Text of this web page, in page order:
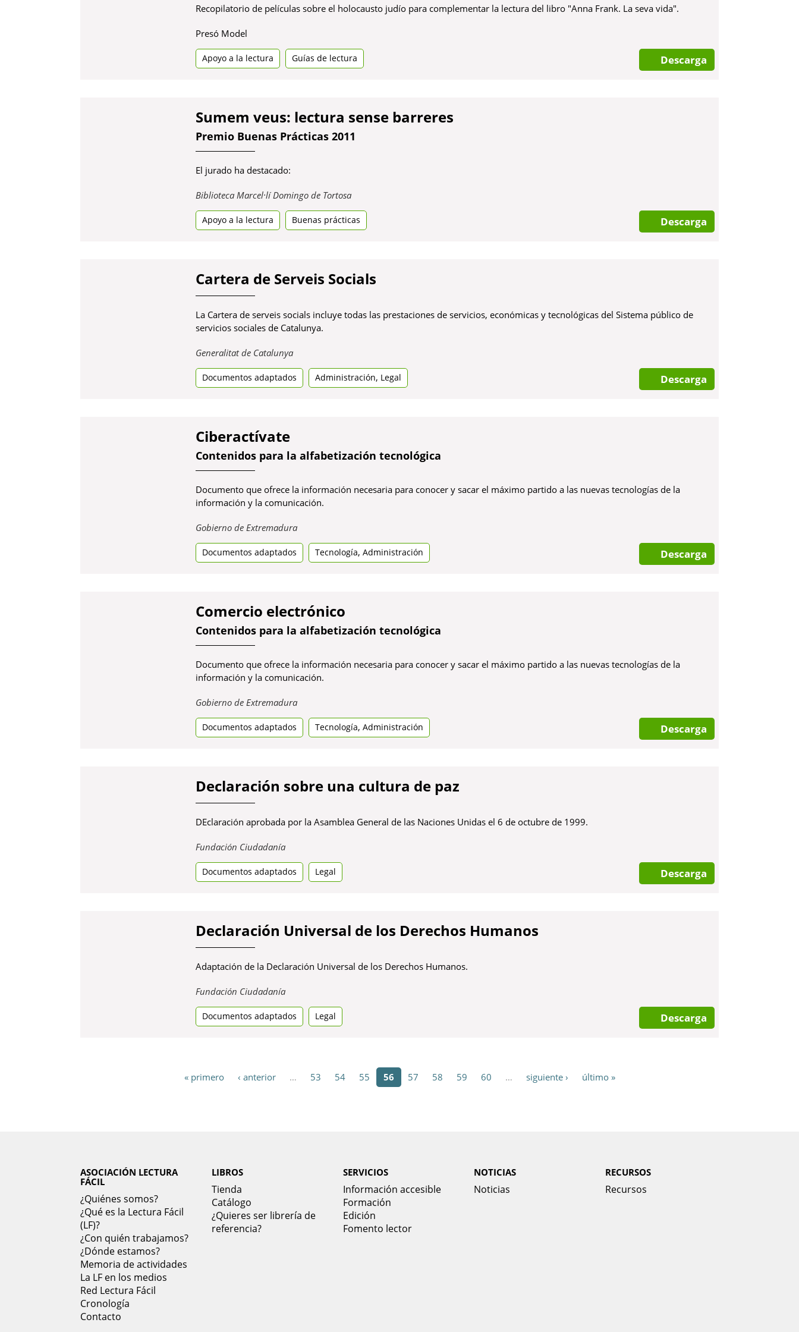
Recopilatorio de películas sobre el holocausto judío para complementar la lectura del libro "Anna Frank. La seva vida".
Presó Model
Apoyo a la lectura Guías de lectura Descarga
Sumem veus: lectura sense barreres
Premio Buenas Prácticas 2011
El jurado ha destacado:
Biblioteca Marcel·lí Domingo de TortosaObre
en
una
pestanya
Apoyo a la lectura Buenas prácticas Descarga
Cartera de Serveis Socials
La Cartera de serveis socials incluye todas las prestaciones de servicios, económicas y tecnológicas del Sistema público de
servicios sociales de Catalunya.
Generalitat de CatalunyaObre
en
una
pestanya
Documentos adaptados Administración, Legal Descarga
Ciberactívate
Contenidos para la alfabetización tecnológica
Documento que ofrece la información necesaria para conocer y sacar el máximo partido a las nuevas tecnologías de la
información y la comunicación.
Gobierno de ExtremaduraObre
en
pestanya
Documentos adaptados Tecnología, Administración Descarga
Comercio electrónico
Contenidos para la alfabetización tecnológica
Documento que ofrece la información necesaria para conocer y sacar el máximo partido a las nuevas tecnologías de la
información y la comunicación.
Gobierno de ExtremaduraObre
en
pestanya
Documentos adaptados Tecnología, Administración Descarga
Declaración sobre una cultura de paz
DEclaración aprobada por la Asamblea General de las Naciones Unidas el 6 de octubre de 1999.
Fundación CiudadaníaObre
en
una
pestanya
Documentos adaptados Legal Descarga
Declaración Universal de los Derechos Humanos
Adaptación de la Declaración Universal de los Derechos Humanos.
Fundación CiudadaníaObre
en
una
pestanya
Documentos adaptados Legal Descarga
« primero ‹ anterior … 53 54 55 56 57 58 59 60 … siguiente › último »
ASOCIACIÓN LECTURA
FÁCIL
¿Quiénes somos?
¿Qué es la Lectura Fácil
(LF)?
¿Con quién trabajamos?
¿Dónde estamos?
Memoria de actividades
La LF en los medios
Red Lectura Fácil
Cronología
Contacto
LIBROS
Tienda
Catálogo
¿Quieres ser librería de
referencia?
SERVICIOS
Información accesible
Formación
Edición
Fomento lector
NOTICIAS
Noticias
RECURSOS
Recursos